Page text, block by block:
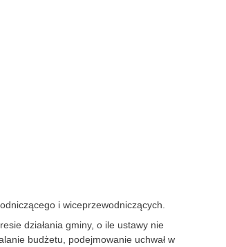
i wiceprzewodniczących.
działania gminy, o ile ustawy nie
budżetu, podejmowanie uchwał w